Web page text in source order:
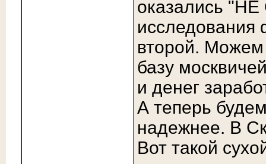
оказались
второй. Можем
базу
и денег
А теперь
надежнее. В
Вот такой